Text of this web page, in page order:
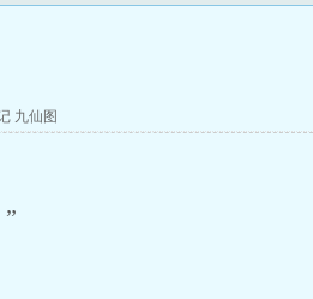
九仙图